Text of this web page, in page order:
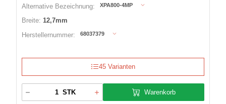
Alternative Bezeichnung: XPA800-4MP
Breite: 12,7mm
Herstellernummer:
68037379
45 Varianten
STK Warenkorb